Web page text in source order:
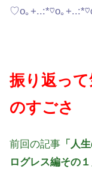
♡o｡+..:*♡o｡
振り返っ
のすごさ
前回の記事 「人
ログレス編その